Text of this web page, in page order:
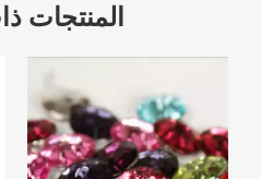
المنتجات